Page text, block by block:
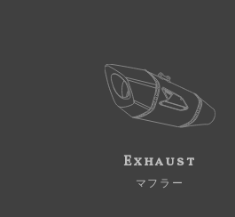
Exhaust
マフラー